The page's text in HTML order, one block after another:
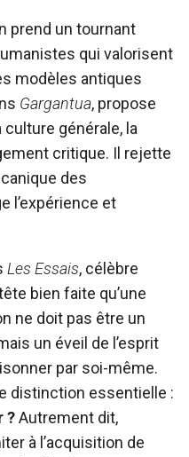
prend un tournant
qui valorisent
modèles antiques
Gargantua, propose
générale, la
critique. Il rejette
des
l’expérience et
Les Essais, célèbre
bien faite qu’une
ne doit pas être un
un éveil de l’esprit
par soi-même.
distinction essentielle :
?Autrement dit,
à l’acquisition de